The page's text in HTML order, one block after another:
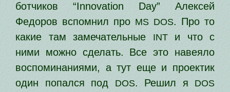
бот­чи­ков “Innovation Day” Алексей
Федоров вспом­нил про MS DOS. Про то
какие там заме­ча­тель­ные
INTи что с
ними мож­но сде­лать. Все это наве­я­ло
вос­по­ми­на­ни­я­ми, а тут еще и про­ек­тик
один попал­ся под
DOS. Решил я DOS